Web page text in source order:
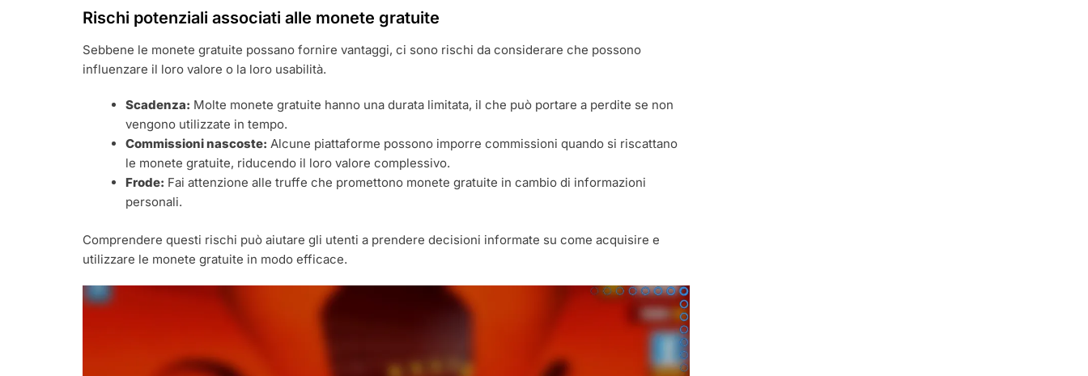
Rischi potenziali associati alle monete gratuite
Sebbene le monete gratuite possano fornire vantaggi, ci sono rischi da considerare che possono
influenzare il loro valore o la loro usabilità.
Scadenza: Molte monete gratuite hanno una durata limitata, il che può portare a perdite se non
vengono utilizzate in tempo.
Commissioni nascoste: Alcune piattaforme possono imporre commissioni quando si riscattano
le monete gratuite, riducendo il loro valore complessivo.
Frode: Fai attenzione alle truffe che promettono monete gratuite in cambio di informazioni
personali.
Comprendere questi rischi può aiutare gli utenti a prendere decisioni informate su come acquisire e
utilizzare le monete gratuite in modo efficace.